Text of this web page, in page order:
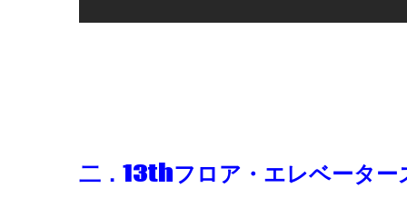
二．13thフロア・エレベーター